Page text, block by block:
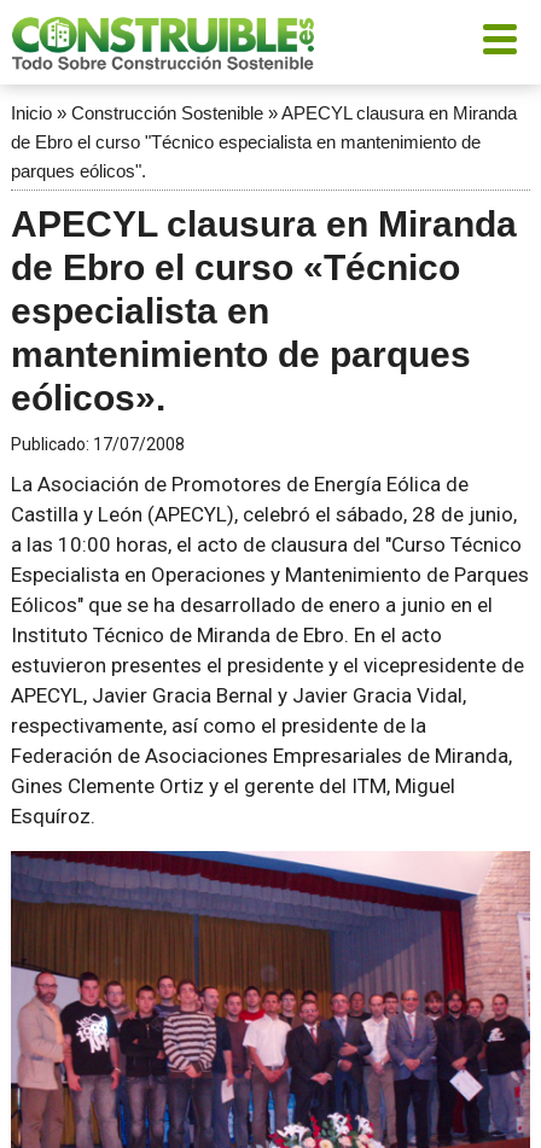
Inicio» Construcción Sostenible»APECYL clausura en Miranda
de Ebro el curso "Técnico especialista en mantenimiento de
parques eólicos".
APECYL clausura en Miranda
de Ebro el curso «Técnico
especialista en
mantenimiento de parques
eólicos».
Publicado: 17/07/2008
La Asociación de Promotores de Energía Eólica de
Castilla y León (APECYL), celebró el sábado, 28 de junio,
a las 10:00 horas, el acto de clausura del "Curso Técnico
Especialista en Operaciones y Mantenimiento de Parques
Eólicos" que se ha desarrollado de enero a junio en el
Instituto Técnico de Miranda de Ebro. En el acto
estuvieron presentes el presidente y el vicepresidente de
APECYL, Javier Gracia Bernal y Javier Gracia Vidal,
respectivamente, así como el presidente de la
Federación de Asociaciones Empresariales de Miranda,
Gines Clemente Ortiz y el gerente del ITM, Miguel
Esquíroz.